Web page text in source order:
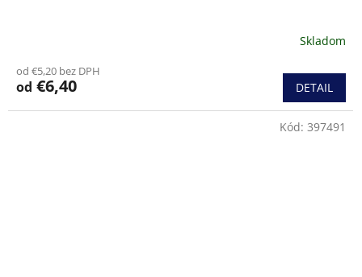
Skladom
od €5,20 bez DPH
od €6,40 DETAIL
Kód: 397491